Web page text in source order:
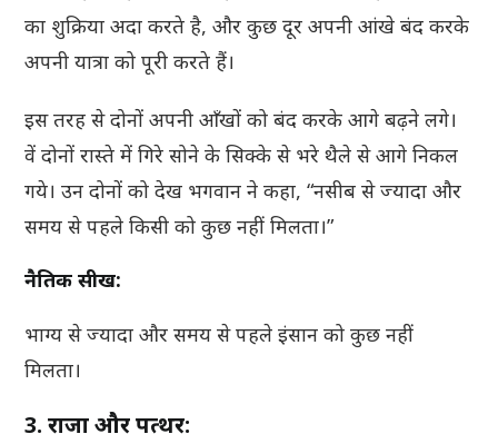
का शुक्रिया अदा करते है, और कुछ दूर अपनी आंखे बंद करके
अपनी यात्रा को पूरी करते हैं।
इस तरह से दोनों अपनी आँखों को बंद करके आगे बढ़ने लगे।
वें दोनों रास्ते में गिरे सोने के सिक्के से भरे थैले से आगे निकल
गये। उन दोनों को देख भगवान ने कहा, “नसीब से ज्यादा और
समय से पहले किसी को कुछ नहीं मिलता।”
नैतिक सीख:
भाग्य से ज्यादा और समय से पहले इंसान को कुछ नहीं
मिलता।
3. राजा और पत्थर: